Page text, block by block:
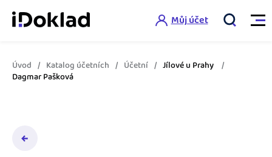
Vlastnosti
Správa kontaktů
Můj účet
Úvod Katalog účetních Účetní
Jílové u Prahy
Dagmar Pašková